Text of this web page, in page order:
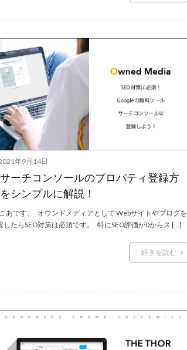
年9月14日
ーチコンソールのプロパティ登録方
シンプルに解説！
あです。 オウンドメディアとして Webサイトやブログを
したらSEO対策は必須です。 特にSEO評価が0からス […]
続きを読む